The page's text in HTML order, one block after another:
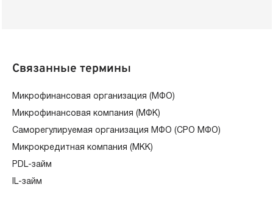
Связанные термины
Микрофинансовая организация (МФО)
Микрофинансовая компания (МФК)
Саморегулируемая организация МФО (СРО МФО)
Микрокредитная компания (МКК)
PDL-займ
IL-займ